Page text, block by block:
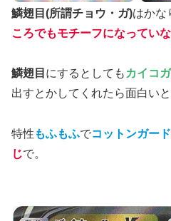
鱗翅目(所謂チョウ・ガ)はかな
ころでもモチーフになってい
鱗翅目 にするとしても カイコガ
出すとかしてくれたら面白いと
特性 もふもふでコットンガード
じで。